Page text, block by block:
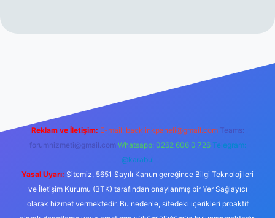
Reklam ve İletişim: E-mail: backlinkpaneli@gmail.com Teams:
forumhizmeti@gmail.com Whatsapp: 0262 606 0 726 Telegram:
@karabul
Yasal Uyarı: Sitemiz, 5651 Sayılı Kanun gereğince Bilgi Teknolojileri
ve İletişim Kurumu (BTK) tarafından onaylanmış bir Yer Sağlayıcı
olarak hizmet vermektedir. Bu nedenle, sitedeki içerikleri proaktif